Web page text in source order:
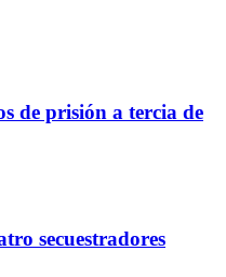
de prisión a tercia de
secuestradores